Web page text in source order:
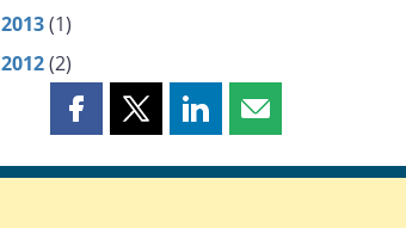
2013(1)
2012(2)
Partager
page
Partager
page
Partager
page
Partager
page